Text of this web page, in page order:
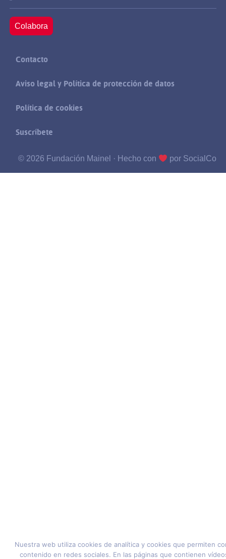
Colabora
Contacto
Aviso legal y Política de protección de datos
Política de cookies
Suscríbete
© 2026 Fundación Mainel · Hecho con por SocialCo
Nuestra web utiliza cookies de analítica y cookies que permiten
contenido en redes sociales. En las páginas que contienen